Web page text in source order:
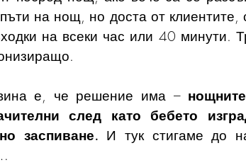
на нощ, но доста от клиентите,
на всеки час или 40 минути.
е, че решение има –
след като бебето
заспиване. И тук стигаме до